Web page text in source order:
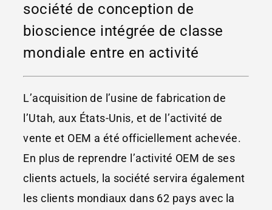
société de conception de
bioscience intégrée de classe
mondiale entre en activité
L’acquisition de l’usine de fabrication de
l’Utah, aux États-Unis, et de l’activité de
vente et OEM a été officiellement achevée.
En plus de reprendre l’activité OEM de ses
clients actuels, la société servira également
les clients mondiaux dans 62 pays avec la